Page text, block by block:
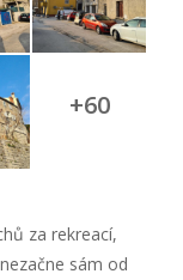
+60
za rekreací,
sám od